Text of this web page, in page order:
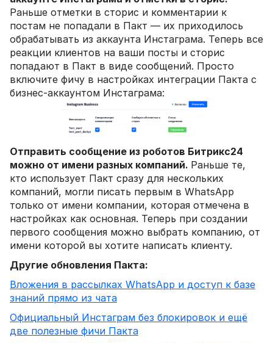
Раньше отметки в сторис и комментарии к
постам не попадали в Пакт — их приходилось
обрабатывать из аккаунта Инстаграма. Теперь все
реакции клиентов на ваши посты и сторис
попадают в Пакт в виде сообщений. Просто
включите фичу в настройках интеграции Пакта с
бизнес-аккаунтом Инстаграма:
Отправить сообщение из роботов Битрикс24
можно от имени разных компаний. Раньше те,
кто использует Пакт сразу для нескольких
компаний, могли писать первым в WhatsApp
только от имени компании, которая отмечена в
настройках как основная. Теперь при создании
первого сообщения можно выбрать компанию, от
имени которой вы хотите написать клиенту.
Другие обновления Пакта:
Вложения в рассылках WhatsApp и доступ к базе
знаний прямо из чата
Официальный Инстаграм без блокировок и ещё
две полезные фичи Пакта